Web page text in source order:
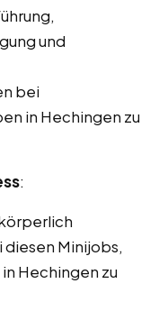
und
bei
in Hechingen zu
:
Minijobs,
Hechingen zu